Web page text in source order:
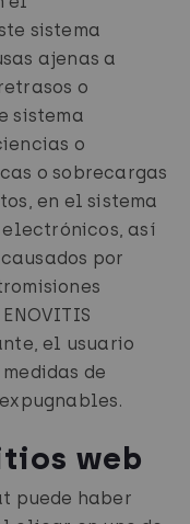
sistema
ajenas a
retrasos o
sistema
o
o sobrecargas
en el sistema
electrónicos, así
por
el usuario
de
web
puede haber